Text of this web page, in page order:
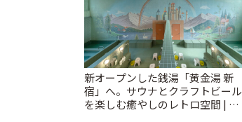
新オープンした銭湯「黄金湯 新
宿」へ。サウナとクラフトビール
を楽しむ癒やしのレトロ空間 | こ